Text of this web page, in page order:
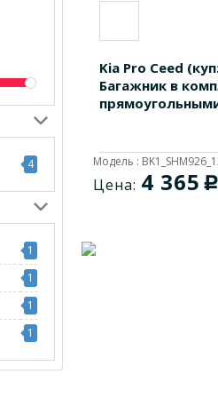
4
1
1
1
1
Kia Pro Ceed
Багажник в
Цена: 4 365
Модель :